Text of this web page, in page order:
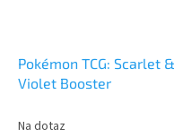
Pokémon TCG: Scarlet &
Violet Booster
Na dotaz